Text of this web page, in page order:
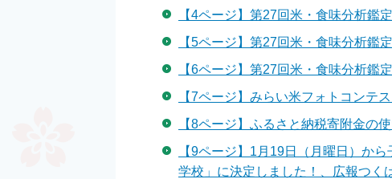
【4ページ】第27回米・食味分析
【5ページ】第27回米・食味分析
【6ページ】第27回米・食味分析
【7ページ】みらい米フォトコンテ
【8ページ】ふるさと納税寄附金の
【9ページ】1月19日（月曜日）か
学校」に決定しました！、広報つく